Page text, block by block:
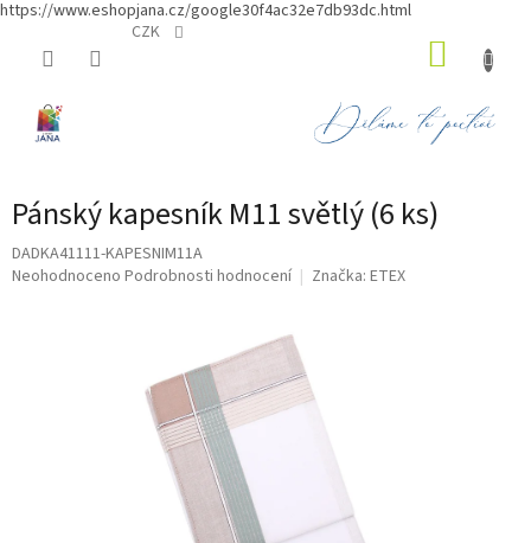
https://www.eshopjana.cz/google30f4ac32e7db93dc.html
CZK
Pánský kapesník M11 světlý (6 ks)
DADKA41111-KAPESNIM11A
Průměrné
Neohodnoceno Podrobnosti hodnocení Značka: ETEX